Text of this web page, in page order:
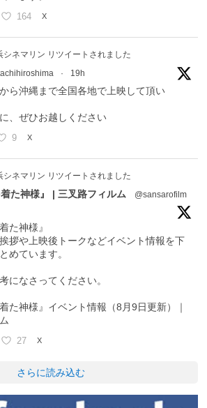
164 X
シネマリン リツイートされました
· 19h
ら沖縄まで全国各地で上映して頂い
、ぜひお越しください
9 X
シネマリン リツイートされました
た神様』 | 三叉路フィルム
@sansarofilm
た神様』
拶や上映後トークなどイベント情報を下
めています。
になさってください。
た神様』イベント情報（8月9日更新）｜
27 X
さらに読み込む